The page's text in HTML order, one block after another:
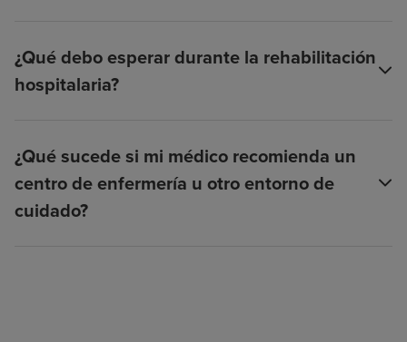
¿Qué debo esperar durante la rehabilitación
hospitalaria?
¿Qué sucede si mi médico recomienda un
centro de enfermería u otro entorno de
cuidado?